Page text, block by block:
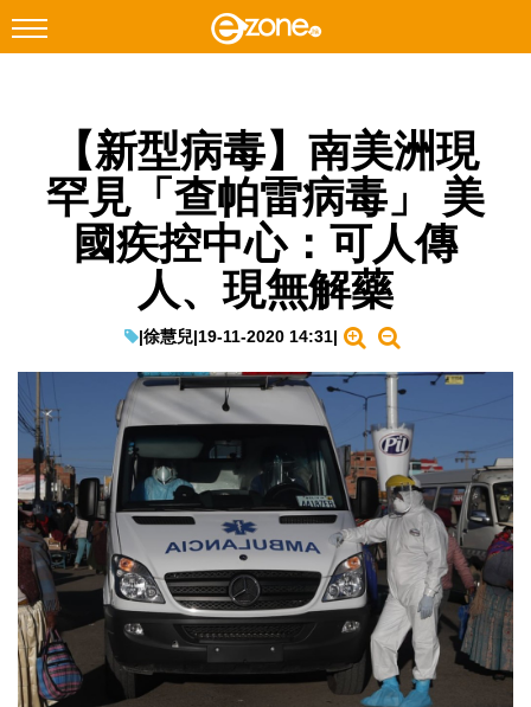
Facebook Instagram
科技焦點
網絡生活
EduTech
IT Times
生成式AI與雲端應用
Enterprise Digital Transformation
特集
【新型病毒】南美洲現
罕見「查帕雷病毒」 美
國疾控中心：可人傳
人、現無解藥
|徐慧兒|19-11-2020 14:31|